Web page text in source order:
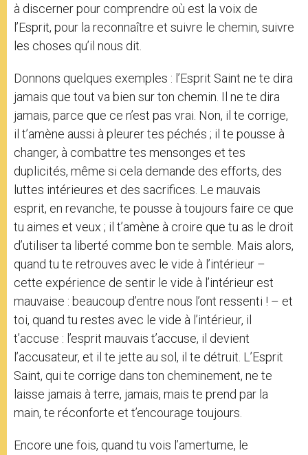
à discerner pour comprendre où est la voix de
l’Esprit, pour la reconnaître et suivre le chemin, suivre
les choses qu’il nous dit.
Donnons quelques exemples : l’Esprit Saint ne te dira
jamais que tout va bien sur ton chemin. Il ne te dira
jamais, parce que ce n’est pas vrai. Non, il te corrige,
il t’amène aussi à pleurer tes péchés ; il te pousse à
changer, à combattre tes mensonges et tes
duplicités, même si cela demande des efforts, des
luttes intérieures et des sacrifices. Le mauvais
esprit, en revanche, te pousse à toujours faire ce que
tu aimes et veux ; il t’amène à croire que tu as le droit
d’utiliser ta liberté comme bon te semble. Mais alors,
quand tu te retrouves avec le vide à l’intérieur –
cette expérience de sentir le vide à l’intérieur est
mauvaise : beaucoup d’entre nous l’ont ressenti ! – et
toi, quand tu restes avec le vide à l’intérieur, il
t’accuse : l’esprit mauvais t’accuse, il devient
l’accusateur, et il te jette au sol, il te détruit. L’Esprit
Saint, qui te corrige dans ton cheminement, ne te
laisse jamais à terre, jamais, mais te prend par la
main, te réconforte et t’encourage toujours.
Encore une fois, quand tu vois l’amertume, le